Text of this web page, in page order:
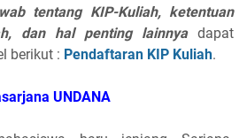
tentang KIP-Kuliah, ketentuan
dan hal penting lainnyadapat
berikut : Pendaftaran KIP Kuliah.
UNDANA